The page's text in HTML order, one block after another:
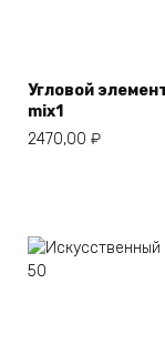
Угловой
mix1
2470,00 ₽